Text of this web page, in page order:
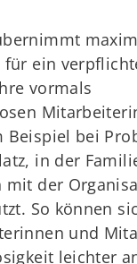
für ein
vormals
Beispiel bei
in der
mit der
So können
und
leichter